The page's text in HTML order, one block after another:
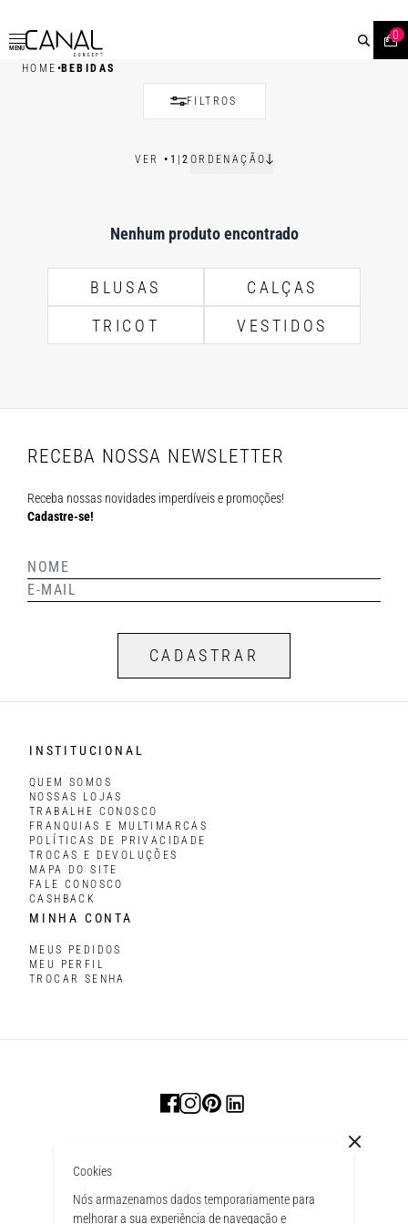
MENU
0
Cookies
Nós armazenamos dados temporariamente para
melhorar a sua experiência de navegação e
HOME •BEBIDAS
FILTROS
VER• 1 |2 ORDENAÇÃO
Nenhum produto encontrado
BLUSAS
CALÇAS
TRICOT
VESTIDOS
RECEBA NOSSA NEWSLETTER
Receba nossas novidades imperdíveis e promoções!
Cadastre-se!
CADASTRAR
INSTITUCIONAL
QUEM SOMOS
NOSSAS LOJAS
TRABALHE CONOSCO
FRANQUIAS E MULTIMARCAS
POLÍTICAS DE PRIVACIDADE
TROCAS E DEVOLUÇÕES
MAPA DO SITE
FALE CONOSCO
CASHBACK
MINHA CONTA
MEUS PEDIDOS
MEU PERFIL
TROCAR SENHA